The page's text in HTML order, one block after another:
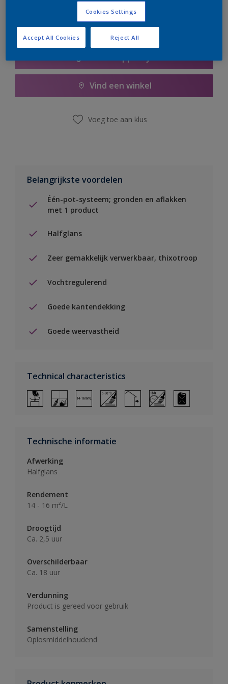
Vind een winkel
Voeg toe aan klus
Belangrijkste voordelen
Één-pot-systeem; gronden en aflakken
met 1 product
Halfglans
Zeer gemakkelijk verwerkbaar, thixotroop
Vochtregulerend
Goede kantendekking
Goede weervastheid
Technical characteristics
Technische informatie
Afwerking
Halfglans
Rendement
14 - 16 m²/L
Droogtijd
Ca. 2,5 uur
Overschilderbaar
Ca. 18 uur
Verdunning
Product is gereed voor gebruik
Samenstelling
Oplosmiddelhoudend
Cookies Settings
Reject All
Accept All Cookies